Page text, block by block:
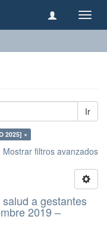
Ir
2025] ×
Mostrar filtros avanzados
a gestantes
2019 –